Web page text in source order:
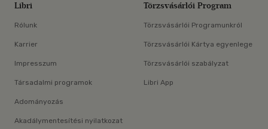
Libri
Rólunk
Karrier
Impresszum
Társadalmi programok
Adományozás
Akadálymentesítési nyilatkozat
Törzsvásárlói Program
Törzsvásárlói Programunkról
Törzsvásárlói Kártya egyenlege
Törzsvásárlói szabályzat
Libri App